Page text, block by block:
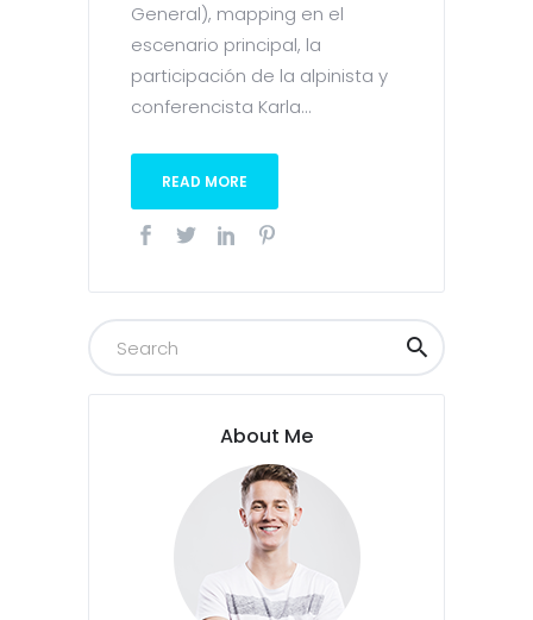
General), mapping en el
escenario principal, la
participación de la alpinista y
conferencista Karla...
READ MORE
About Me